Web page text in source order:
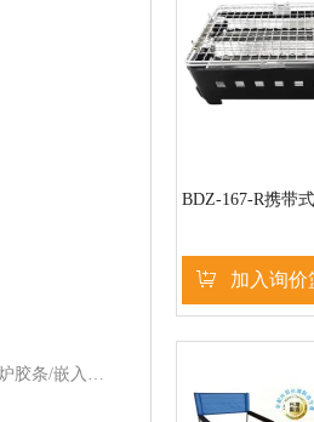
电子枪/热电偶/瓦斯炉胶条/嵌入炉护角/点火针/电磁阀
BDZ-167-R携带
加入询价